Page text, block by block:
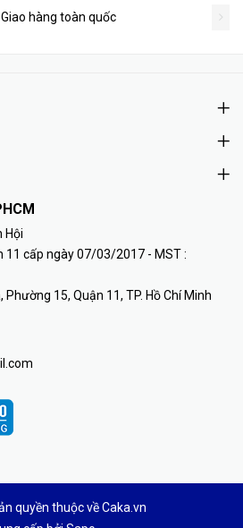
Giao hàng toàn quốc
Hội
11 cấp ngày 07/03/2017 - MST :
15, Quận 11, TP. Hồ Chí Minh
quyền thuộc về Caka.vn